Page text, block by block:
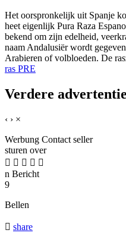
Het oorspronkelijk uit Spanje
heet eigenlijk Pura Raza
bekend om zijn edelheid,
naam Andalusiër wordt
Arabieren of volbloeden. De
ras PRE
Verdere
‹ › ×
Werbung Contact seller
sturen over
    
n Bericht
9
Bellen
 share